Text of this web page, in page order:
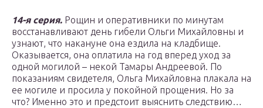
14-я серия. Рощин и оперативники по минутам
восстанавливают день гибели Ольги Михайловны и
узнают, что накануне она ездила на кладбище.
Оказывается, она оплатила на год вперед уход за
одной могилой – некой Тамары Андреевой. По
показаниям свидетеля, Ольга Михайловна плакала на
ее могиле и просила у покойной прощения. Но за
что? Именно это и предстоит выяснить следствию…